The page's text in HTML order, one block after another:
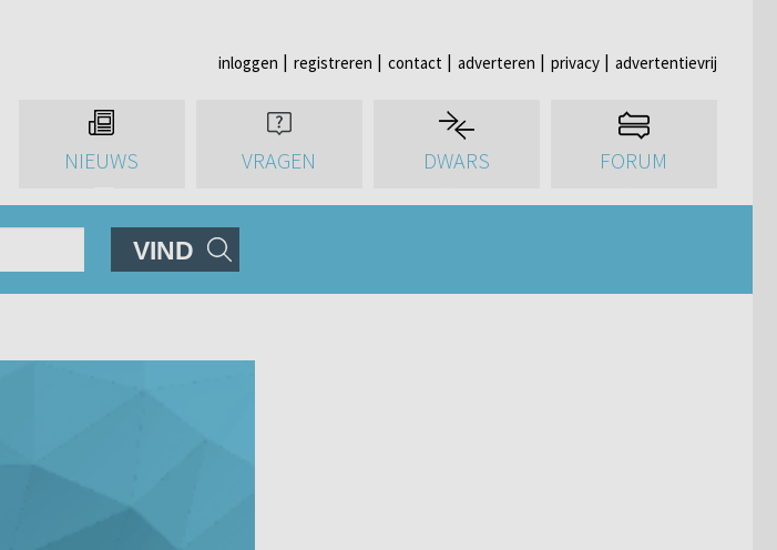
inloggen registreren contact adverteren privacy advertentievrij
NIEUWS VRAGEN DWARS FORUM
VIND